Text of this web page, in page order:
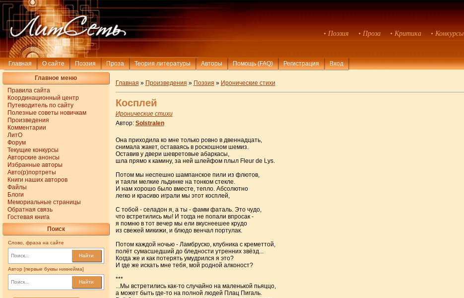
• Поэзия • Проза • Критика • Конкурсы
Главная О сайте Поэзия Проза Теория литературы Авторы Помощь (FAQ) Регистрация Вход
Главное меню
Правила сайта
Координационный центр
Путеводитель по сайту
Полезные советы новичкам
Произведения
Комментарии
ЛитО
Форум
Текущие конкурсы
Авторские анонсы
Избранные авторы
Авто(р)портреты
Книги наших авторов
Файлы
Блоги
Мемориальные страницы
Обратная связь
Гостевая книга
Поиск
Слово, фраза на сайте
Найти
Автор [первые буквы никнейма]
Найти
Главная » Произведения » Поэзия » Иронические стихи
Косплей
Иронические стихи
Автор: Solstralen
Она приходила ко мне только ровно в двеннадцать,
снимала жакет, оставаясь в рoскошном шемиз.
Оставив у двери шевретовые абаркасы,
шла прямо к камину, за ней шлейфом плыл Fleur de Lys.
Потом мы неспешно шампанское пили из флютов,
и таяли мелкие льдинке на тонком стекле.
И нам хорошо было вместе, тепло. Абсолютно
легко и красиво играли мы этот косплей,
С тобой - селадон я, а ты - фамм фаталь. Это чудо,
что встретились мы! И тогда не попали впросак -
я помню в тот вечер мы ели вкуснеешее крудо
из свежей микижи, и блюдо венчал портулак.
Потом каждой ночью - Ламбруско, клубника с креметтой,
полёт сумасшедший до бледности утренних звёзд...
Когда же и как потерять умудрился я это?
И где же искать мне тебя, мой родной алконост?
***
...Мы встретились как-то случайно на маленькой пьяццо,
а может быть где-то на полной людей Плац Пигаль.